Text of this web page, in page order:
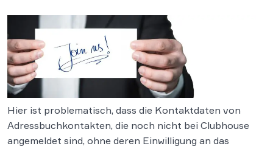
Hier ist problematisch, dass die Kontaktdaten von
Adressbuchkontakten, die noch nicht bei Clubhouse
angemeldet sind, ohne deren Einwilligung an das